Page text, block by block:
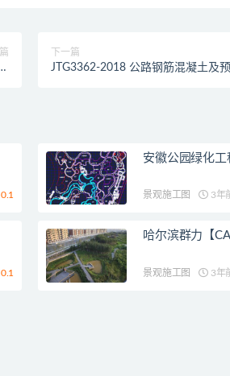
下一篇
JTG3362-2018 公路钢筋混凝土及
安徽公园绿化工
景观施工图 3年
哈尔滨群力【
景观施工图 3年